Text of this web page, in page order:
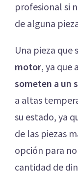
profesional si
de alguna
Una pieza que
motor, ya que
someten a un
a altas
su estado, ya
de las piezas
opción para
cantidad de